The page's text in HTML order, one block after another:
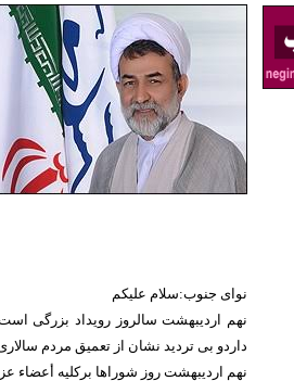
نوای جنوب:سلام علیکم
نهم اردیبهشت ‌‌سالروز رویداد بزرگی
داردو بی تردید نشان از تعمیق مردم
نهم اردیبهشت روز شوراها بركليه أعضاء